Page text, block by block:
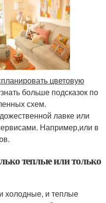
цветовую
больше подсказок по
схем.
лавке или
Например,или в
теплые или только
холодные, и теплые